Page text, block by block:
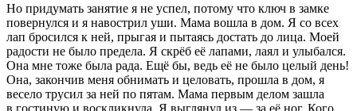
Но придумать занятие я не успел, потому что ключ в замке
повернулся и я навострил уши. Мама вошла в дом. Я со всех
лап бросился к ней, прыгая и пытаясь достать до лица. Моей
радости не было предела. Я скрёб её лапами, лаял и улыбался.
Она мне тоже была рада. Ещё бы, ведь её не было целый день!
Она, закончив меня обнимать и целовать, прошла в дом, я
весело трусил за ней по пятам. Мама первым делом зашла
в гостиную и воскликнула. Я выглянул из — за её ног. Кого